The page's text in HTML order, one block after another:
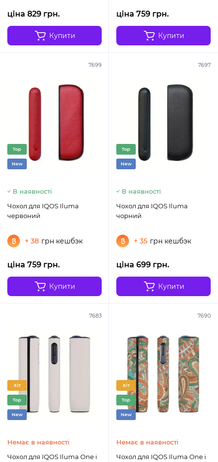
ціна 829 грн.
Купити
ціна 759 грн.
Купити
7699
Top
New
В наявності
Чохол для IQOS Iluma
червоний
+ 38 грн кешбэк
ціна 759 грн.
Купити
7697
Top
New
В наявності
Чохол для IQOS Iluma
чорний
+ 35 грн кешбэк
ціна 699 грн.
Купити
7683
Хіт
Top
New
Немає в наявності
Чохол для IQOS Iluma One i
7690
Хіт
Top
New
Немає в наявності
Чохол для IQOS Iluma One i